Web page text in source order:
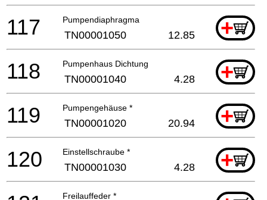
Pumpendiaphragma +
117 TN00001050 12.85
Pumpenhaus Dichtung +
118 TN00001040 4.28
Pumpengehäuse * +
119 TN00001020 20.94
Einstellschraube * +
120 TN00001030 4.28
Freilauffeder *